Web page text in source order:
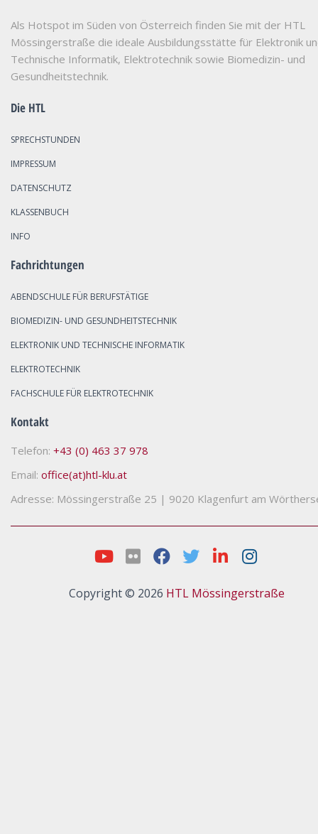
Als Hotspot im Süden von Österreich finden Sie mit der HTL
Mössingerstraße die ideale Ausbildungsstätte für Elektronik
Technische Informatik, Elektrotechnik sowie Biomedizin- und
Gesundheitstechnik.
Die HTL
SPRECHSTUNDEN
IMPRESSUM
DATENSCHUTZ
KLASSENBUCH
INFO
Fachrichtungen
ABENDSCHULE FÜR BERUFSTÄTIGE
BIOMEDIZIN- UND GESUNDHEITSTECHNIK
ELEKTRONIK UND TECHNISCHE INFORMATIK
ELEKTROTECHNIK
FACHSCHULE FÜR ELEKTROTECHNIK
Kontakt
Telefon: +43 (0) 463 37 978
Email: office(at)htl-klu.at
Adresse: Mössingerstraße 25 | 9020 Klagenfurt am
Copyright © 2026 HTL Mössingerstraße